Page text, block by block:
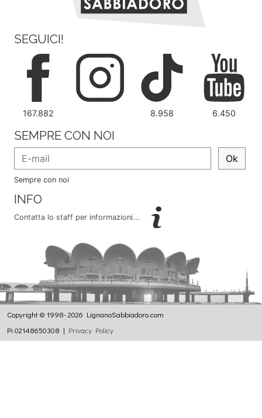
SEGUICI!
167.882 8.958 6.450
SEMPRE CON NOI
Ok
Sempre con noi
INFO
Contatta lo staff per informazioni...
Copyright © 1998- 2026 LignanoSabbiadoro.com
Pi 02148650308 | Privacy Policy